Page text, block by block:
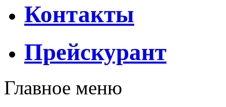
Контакты
Прейскурант
Главное меню